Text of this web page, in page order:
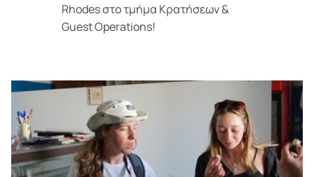
Rhodes στοτμήμα Κρατήσεων&
GuestOperations!